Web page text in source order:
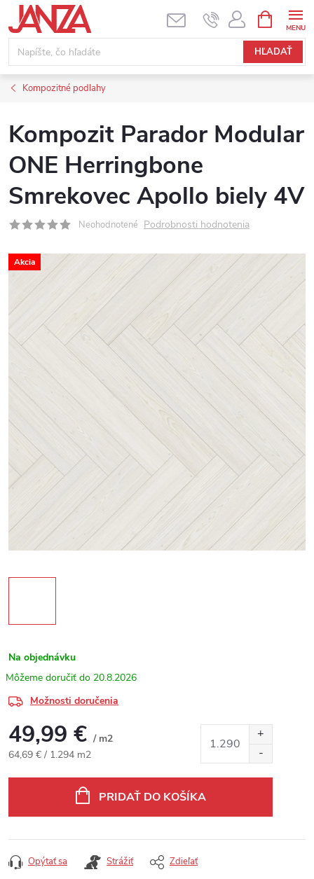
Prejsť na obsah
HĽADAŤ
Kompozitné podlahy
Kompozit Parador Modular
ONE Herringbone
Smrekovec Apollo biely 4V
Neohodnotené Podrobnosti hodnotenia
Akcia
Na objednávku
20.8.2026
Možnosti doručenia
49,99 € / m2
Jednotková cena:
64,69 € / 1.294 m2
PRIDAŤ DO KOŠÍKA
Opýtať sa Strážiť Zdieľať